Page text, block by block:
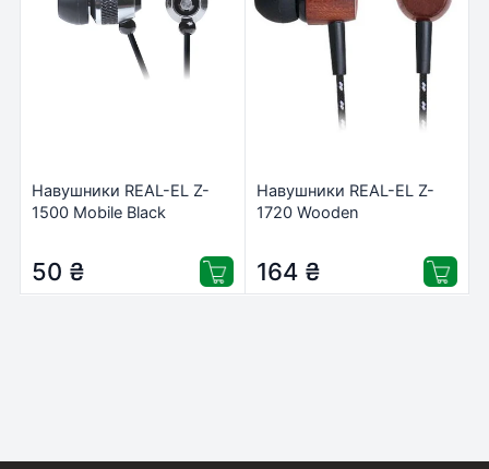
Навушники REAL-EL Z-
1500 Mobile Black
50 ₴
Навушники REAL-EL Z-
1720 Wooden
164 ₴